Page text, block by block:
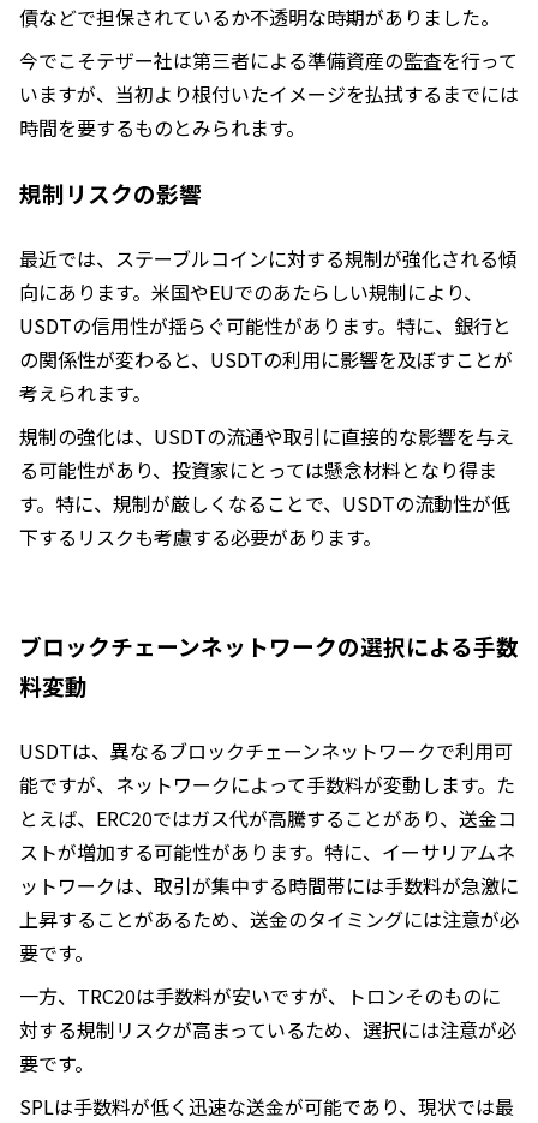
債などで担保されているか不透明な時期がありました。
今でこそテザー社は第三者による準備資産の監査を行って
いますが、当初より根付いたイメージを払拭するまでには
時間を要するものとみられます。
規制リスクの影響
最近では、ステーブルコインに対する規制が強化される傾
向にあります。米国やEUでのあたらしい規制により、
USDTの信用性が揺らぐ可能性があります。特に、銀行と
の関係性が変わると、USDTの利用に影響を及ぼすことが
考えられます。
規制の強化は、USDTの流通や取引に直接的な影響を与え
る可能性があり、投資家にとっては懸念材料となり得ま
す。特に、規制が厳しくなることで、USDTの流動性が低
下するリスクも考慮する必要があります。
ブロックチェーンネットワークの選択による手数
料変動
USDTは、異なるブロックチェーンネットワークで利用可
能ですが、ネットワークによって手数料が変動します。た
とえば、ERC20ではガス代が高騰することがあり、送金コ
ストが増加する可能性があります。特に、イーサリアムネ
ットワークは、取引が集中する時間帯には手数料が急激に
上昇することがあるため、送金のタイミングには注意が必
要です。
一方、TRC20は手数料が安いですが、トロンそのものに
対する規制リスクが高まっているため、選択には注意が必
要です。
SPLは手数料が低く迅速な送金が可能であり、現状では最